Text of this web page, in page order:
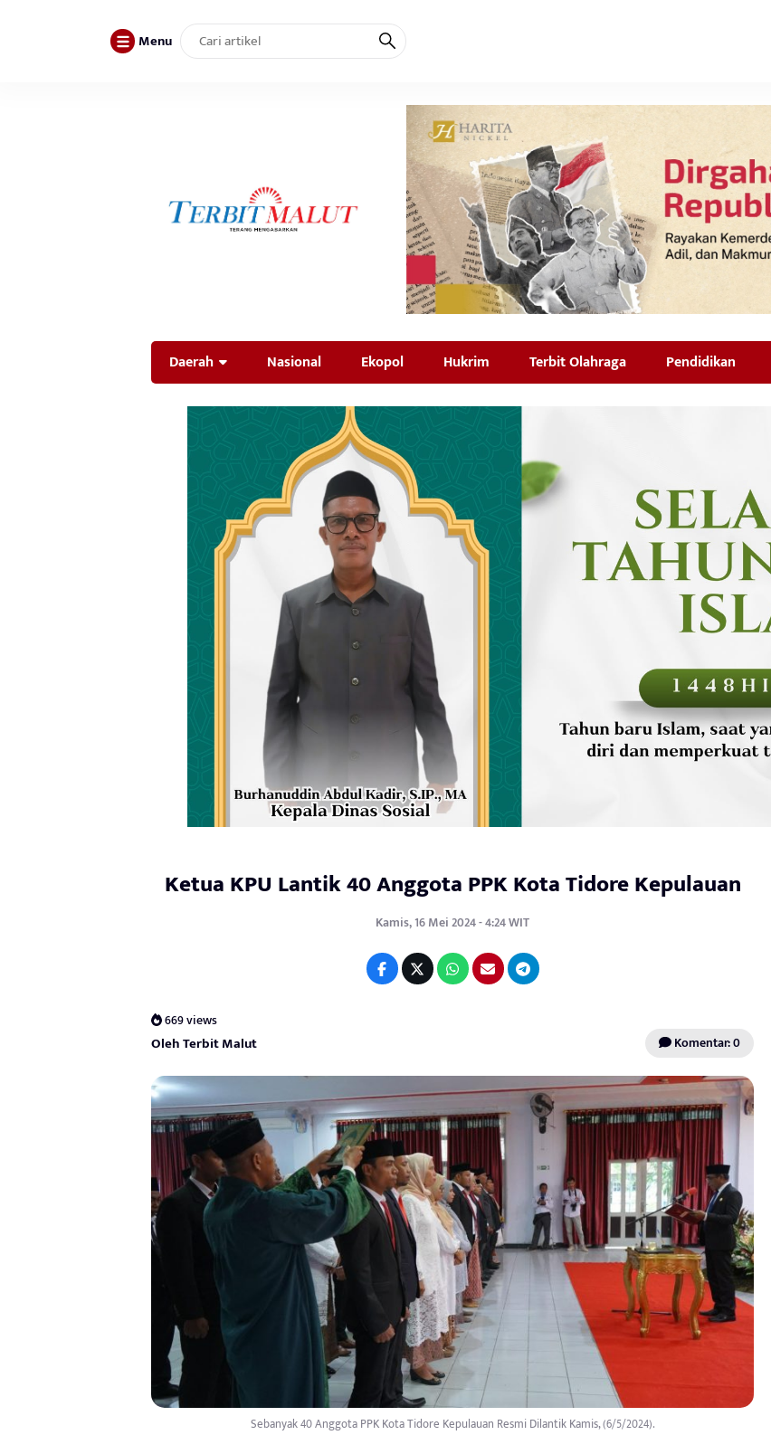
Menu
Daerah Nasional Ekopol Hukrim Terbit Olahraga Pendidikan
Ketua KPU Lantik 40 Anggota PPK Kota Tidore Kepulauan
Kamis, 16 Mei 2024 - 4:24 WIT
669 views
Oleh Terbit Malut Komentar: 0
Sebanyak 40 Anggota PPK Kota Tidore Kepulauan Resmi Dilantik Kamis, (6/5/2024).